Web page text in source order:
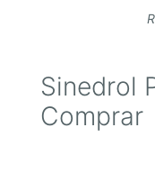
Sinedrol
Comprar